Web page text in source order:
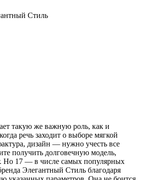
Стиль
такую же важную роль, как и
речь заходит о выборе мягкой
дизайн — нужно учесть все
получить долговечную модель,
Но 17 — в числе самых популярных
Элегантный Стиль благодаря